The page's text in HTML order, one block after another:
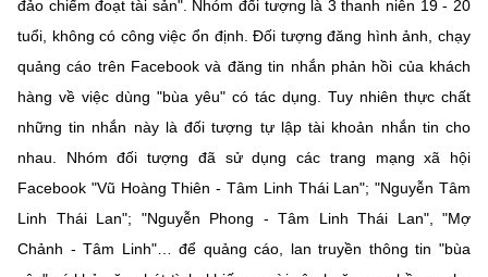
đảo chiếm đoạt tài sản". Nhóm đối tượng là 3 thanh niên 19 - 20
tuổi, không có công việc ổn định. Đối tượng đăng hình ảnh, chạy
quảng cáo trên Facebook và đăng tin nhắn phản hồi của khách
hàng về việc dùng "bùa yêu" có tác dụng. Tuy nhiên thực chất
những tin nhắn này là đối tượng tự lập tài khoản nhắn tin cho
nhau. Nhóm đối tượng đã sử dụng các trang mạng xã hội
Facebook "Vũ Hoàng Thiên - Tâm Linh Thái Lan"; "Nguyễn Tâm
Linh Thái Lan"; "Nguyễn Phong - Tâm Linh Thái Lan", "Mợ
Chảnh - Tâm Linh"… để quảng cáo, lan truyền thông tin "bùa